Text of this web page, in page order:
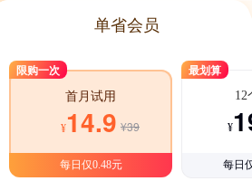
单省会员
限购一次
首月试用
¥14.9 ¥39
每日仅0.48元
最划算
12
¥
每日